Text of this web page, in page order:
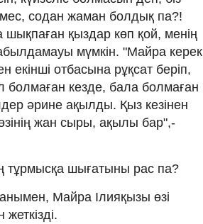
содан жаман болдық па?!
қыздар көп қой, менің
мүмкін. "Майра керек
екінші отбасына рұқсат беріп,
кезде, бала болмаған
әрине ақылды. Қыз кезінен
жан сыры, ақылы бар",-
тұрмысқа шығатыны рас па?
Майра Ілияқызы өзі